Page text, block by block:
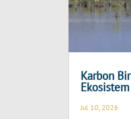
Karbon
Jul 10, 2026